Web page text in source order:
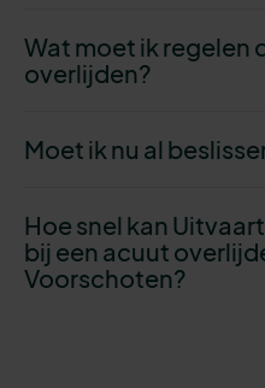
Wat moet ik regelen
overlijden?
Moet ik nu al
Hoe snel kan
bij een acuut
Voorschoten?